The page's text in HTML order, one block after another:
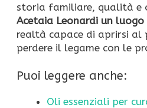
storia familiare, qualità e
Acetaia Leonardi un luogo
realtà capace di aprirsi al
perdere il legame con le
Puoi leggere anche:
Oli essenziali per